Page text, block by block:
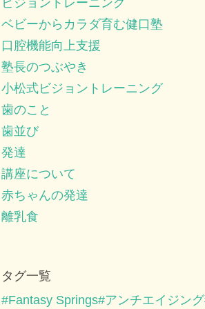
ビジョントレーニング
ベビーからカラダ育む健口塾
口腔機能向上支援
塾長のつぶやき
小松式ビジョントレーニング
歯のこと
歯並び
発達
講座について
赤ちゃんの発達
離乳食
タグ一覧
Fantasy Springs アンチエイジング